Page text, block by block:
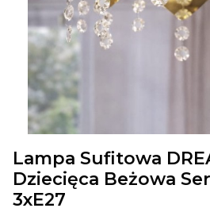
Lampa Sufitowa
Dziecięca Beżowa
3xE27